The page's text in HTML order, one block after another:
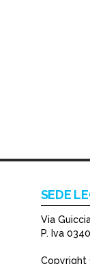
SEDE
Via
P. Iva
Copyright